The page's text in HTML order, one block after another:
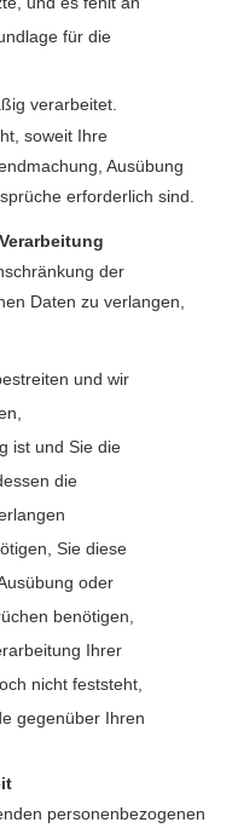
für die
verarbeitet.
soweit Ihre
Ausübung
erforderlich sind.
der
Daten zu verlangen,
und wir
ist und Sie die
die
Sie diese
oder
benötigen,
Ihrer
nicht feststeht,
gegenüber Ihren
personenbezogenen